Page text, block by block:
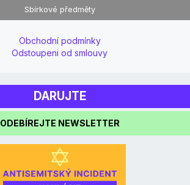
Sbírkové předměty
Obchodní podmínky
Odstoupeni od smlouvy
DARUJTE
ODEBÍREJTE NEWSLETTER